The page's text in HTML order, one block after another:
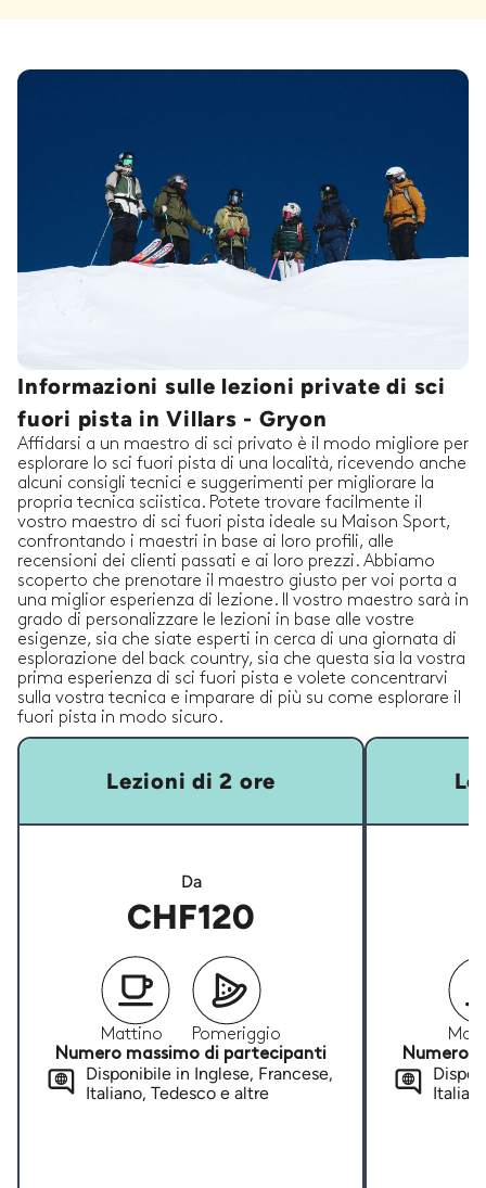
Informazioni sulle lezioni private di sci
fuori pista in Villars - Gryon
Affidarsi a un maestro di sci privato è il modo migliore per
esplorare lo sci fuori pista di una località, ricevendo anche
alcuni consigli tecnici e suggerimenti per migliorare la
propria tecnica sciistica. Potete trovare facilmente il
vostro maestro di sci fuori pista ideale su Maison Sport,
confrontando i maestri in base ai loro profili, alle
recensioni dei clienti passati e ai loro prezzi. Abbiamo
scoperto che prenotare il maestro giusto per voi porta a
una miglior esperienza di lezione. Il vostro maestro sarà in
grado di personalizzare le lezioni in base alle vostre
esigenze, sia che siate esperti in cerca di una giornata di
esplorazione del back country, sia che questa sia la vostra
prima esperienza di sci fuori pista e volete concentrarvi
sulla vostra tecnica e imparare di più su come esplorare il
fuori pista in modo sicuro.
Lezioni di 2 ore
Da
CHF120
Mattino
Pomeriggio
Numero massimo di partecipanti
Disponibile in Inglese, Francese,
Italiano, Tedesco e altre
Numero